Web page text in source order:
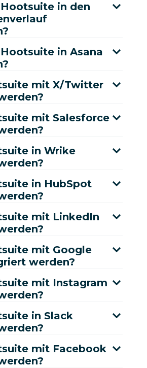
in den
in Asana
mit X/Twitter
mit Salesforce
in Wrike
in HubSpot
mit LinkedIn
mit Google
werden?
mit Instagram
in Slack
mit Facebook